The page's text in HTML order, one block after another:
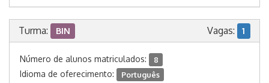
Turma: BIN Vagas: 1
Número de alunos matriculados: 8
Idioma de oferecimento: Português